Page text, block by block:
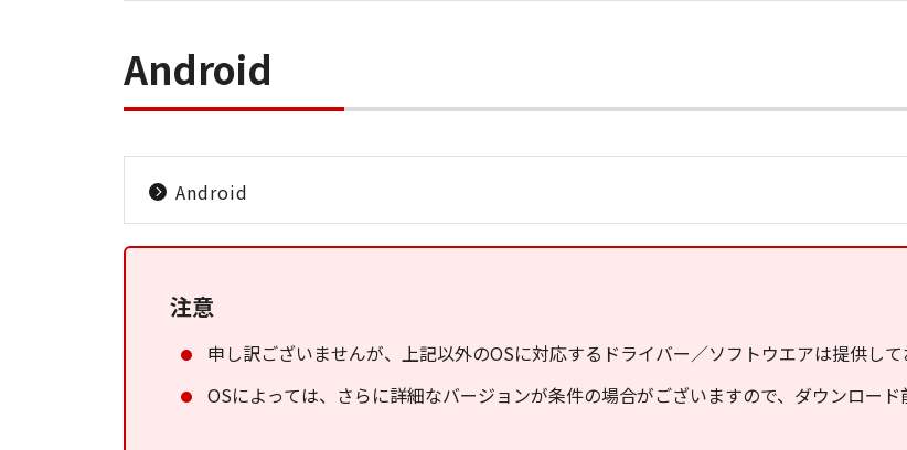
Android
Android
注意
申し訳ございませんが、上記以外のOSに対応するドライバー／ソフトウエアは提供して
OSによっては、さらに詳細なバージョンが条件の場合がございますので、ダウンロード